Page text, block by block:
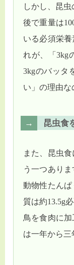
しかし、昆
後で重量は
いる必須栄
れが、「3kg
3kgのバッタ
い」の理由な
昆虫食
また、昆虫
う一つあり
動物性たんぱ
質は約13.5g
鳥を食肉に
は一年から三